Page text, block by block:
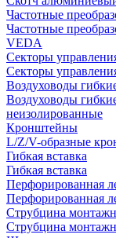
Частотные
Частотные
VEDA
Секторы
Секторы
Воздуховоды
Воздуховоды
неизолированные
Кронштейны
L/Z/V-образные
Гибкая вставка
Гибкая вставка
Перфорированная
Перфорированная
Струбцина
Струбцина